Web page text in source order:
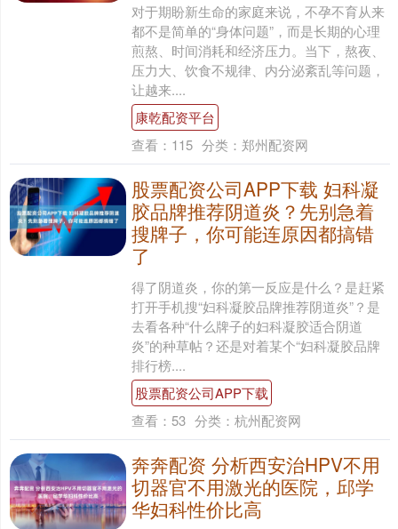
对于期盼新生命的家庭来说，不孕不育从来
都不是简单的“身体问题”，而是长期的心理
煎熬、时间消耗和经济压力。当下，熬夜、
压力大、饮食不规律、内分泌紊乱等问题，
让越来....
康乾配资平台
查看： 115 分类： 郑州配资网
股票配资公司APP下载 妇科凝
胶品牌推荐阴道炎？先别急着
搜牌子，你可能连原因都搞错
了
得了阴道炎，你的第一反应是什么？是赶紧
打开手机搜“妇科凝胶品牌推荐阴道炎”？是
去看各种“什么牌子的妇科凝胶适合阴道
炎”的种草帖？还是对着某个“妇科凝胶品牌
排行榜....
股票配资公司APP下载
查看： 53 分类： 杭州配资网
奔奔配资 分析西安治HPV不用
切器官不用激光的医院，邱学
华妇科性价比高